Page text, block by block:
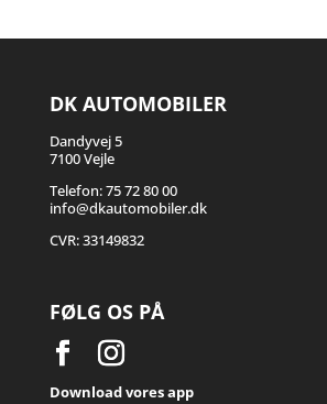
DK AUTOMOBILER
Dandyvej 5
7100 Vejle
Telefon: 75 72 80 00
info@dkautomobiler.dk
CVR: 33149832
FØLG OS PÅ
Download vores app